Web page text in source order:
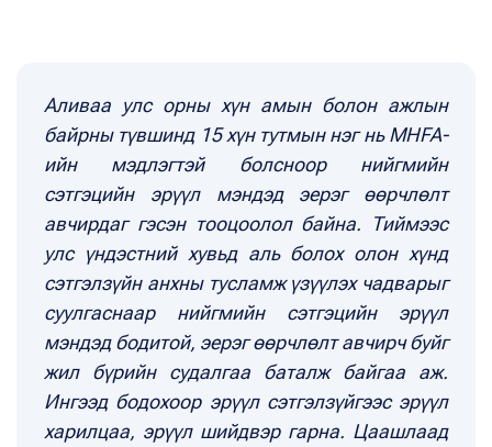
Аливаа улс орны хүн амын болон ажлын
байрны түвшинд 15 хүн тутмын нэг нь MHFA-
ийн мэдлэгтэй болсноор нийгмийн
сэтгэцийн эрүүл мэндэд эерэг өөрчлөлт
авчирдаг гэсэн тооцоолол байна. Тиймээс
улс үндэстний хувьд аль болох олон хүнд
сэтгэлзүйн анхны тусламж үзүүлэх чадварыг
суулгаснаар нийгмийн сэтгэцийн эрүүл
мэндэд бодитой, эерэг өөрчлөлт авчирч буйг
жил бүрийн судалгаа баталж байгаа аж.
Ингээд бодохоор эрүүл сэтгэлзүйгээс эрүүл
харилцаа, эрүүл шийдвэр гарна. Цаашлаад